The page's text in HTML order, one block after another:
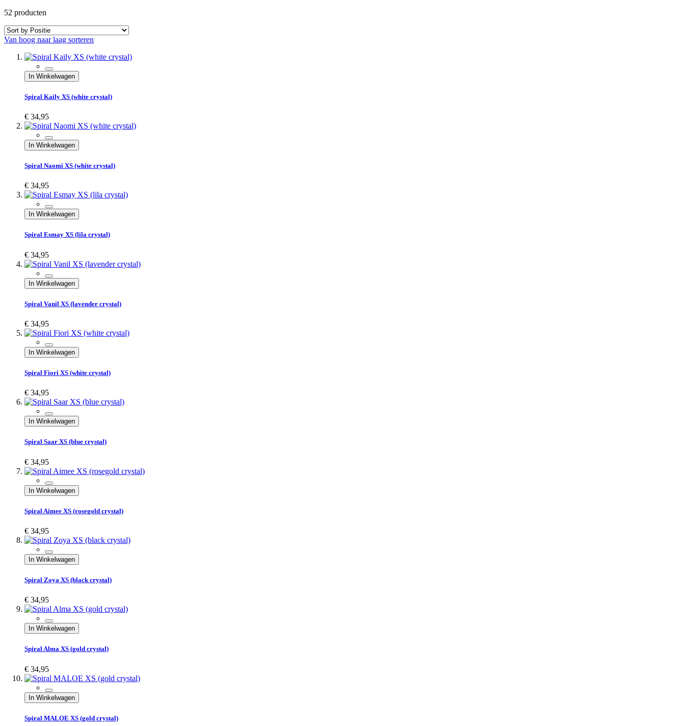
52 producten
Van hoog naar laag sorteren
In Winkelwagen
Spiral Kaily XS (white crystal)
€ 34,95
In Winkelwagen
Spiral Naomi XS (white crystal)
€ 34,95
In Winkelwagen
Spiral Esmay XS (lila crystal)
€ 34,95
In Winkelwagen
Spiral Vanil XS (lavender crystal)
€ 34,95
In Winkelwagen
Spiral Fiori XS (white crystal)
€ 34,95
In Winkelwagen
Spiral Saar XS (blue crystal)
€ 34,95
In Winkelwagen
Spiral Aimee XS (rosegold crystal)
€ 34,95
In Winkelwagen
Spiral Zoya XS (black crystal)
€ 34,95
In Winkelwagen
Spiral Alma XS (gold crystal)
€ 34,95
In Winkelwagen
Spiral MALOE XS (gold crystal)